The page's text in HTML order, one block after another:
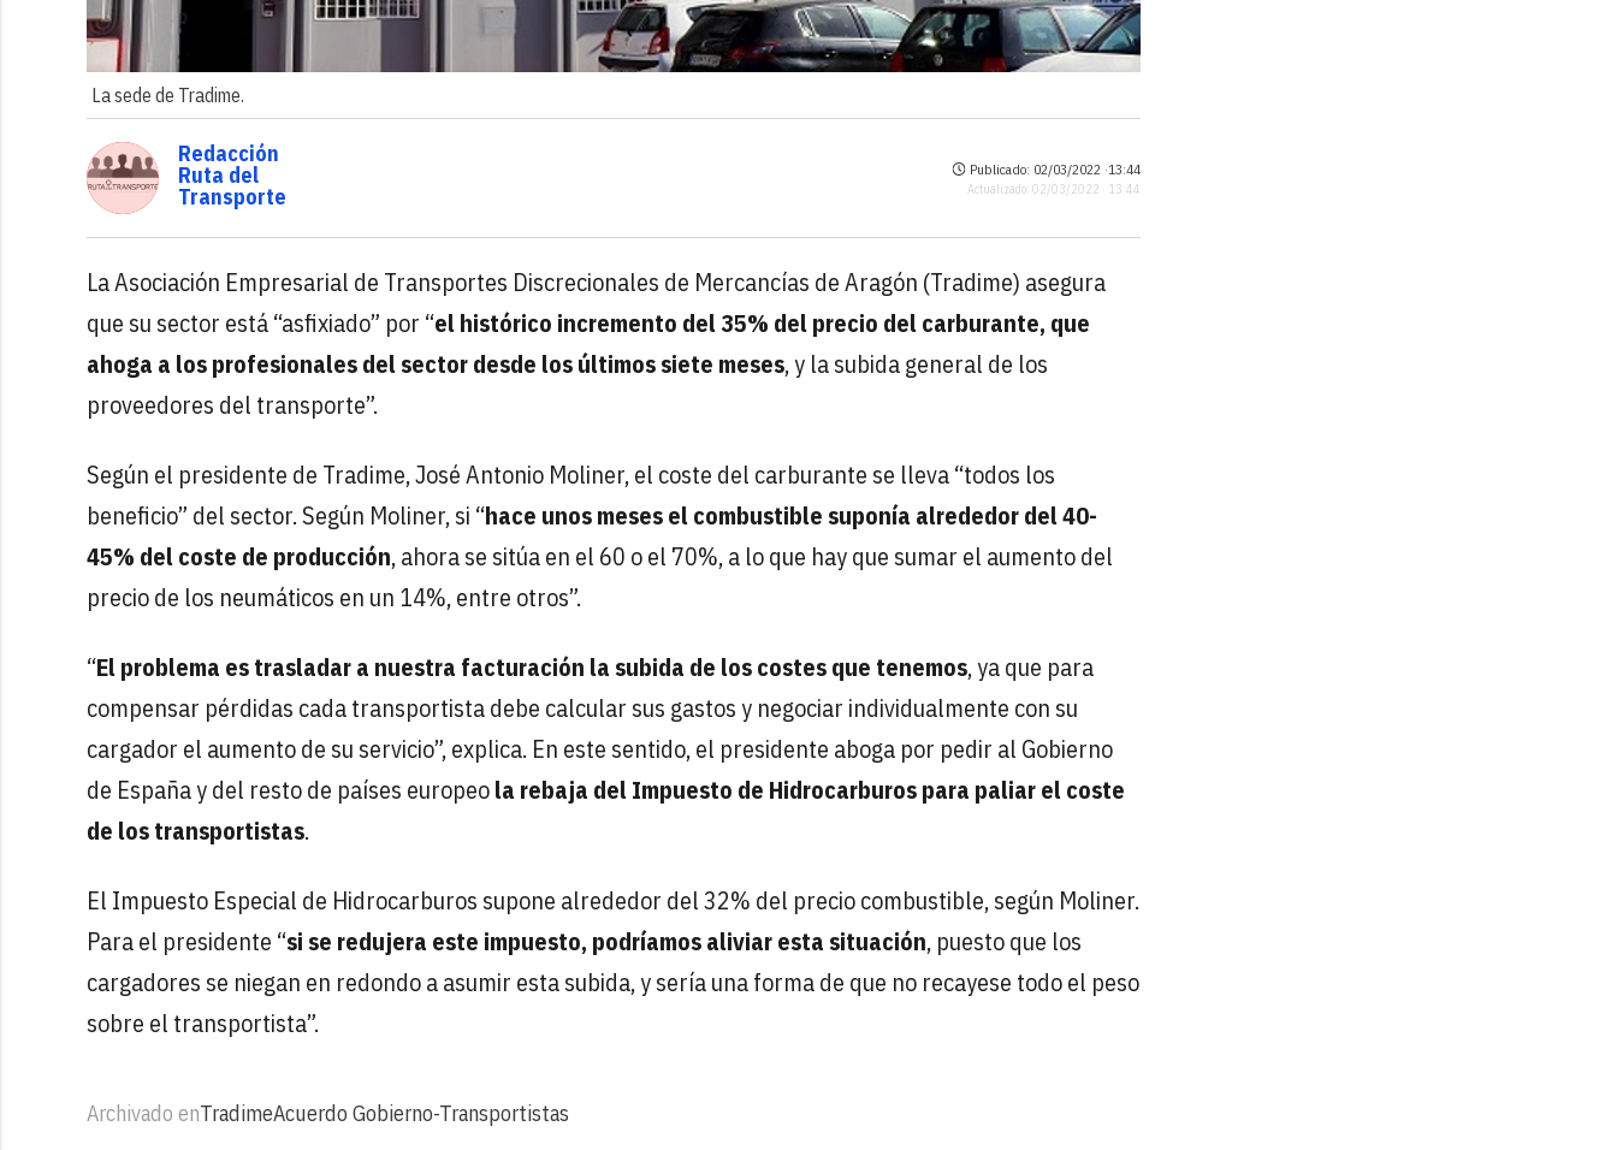
La sede de Tradime.
Redacción
Ruta del
Transporte
Publicado: 02/03/2022 ·13:44
Actualizado: 02/03/2022 · 13:44
La Asociación Empresarial de Transportes Discrecionales de Mercancías de Aragón (Tradime) asegura
que su sector está “asfixiado” por “el histórico incremento del 35% del precio del carburante, que
ahoga a los profesionales del sector desde los últimos siete meses, y la subida general de los
proveedores del transporte”.
Según el presidente de Tradime, José Antonio Moliner, el coste del carburante se lleva “todos los
beneficio” del sector. Según Moliner, si “hace unos meses el combustible suponía alrededor del 40-
45% del coste de producción, ahora se sitúa en el 60 o el 70%, a lo que hay que sumar el aumento del
precio de los neumáticos en un 14%, entre otros”.
“El problema es trasladar a nuestra facturación la subida de los costes que tenemos, ya que para
compensar pérdidas cada transportista debe calcular sus gastos y negociar individualmente con su
cargador el aumento de su servicio”, explica. En este sentido, el presidente aboga por pedir al Gobierno
de España y del resto de países europeola rebaja del Impuesto de Hidrocarburos para paliar el coste
de los transportistas.
El Impuesto Especial de Hidrocarburos supone alrededor del 32% del precio combustible, según Moliner.
Para el presidente “si se redujera este impuesto, podríamos aliviar esta situación, puesto que los
cargadores se niegan en redondo a asumir esta subida, y sería una forma de que no recayese todo el peso
sobre el transportista”.
Archivado enTradimeAcuerdo Gobierno-Transportistas